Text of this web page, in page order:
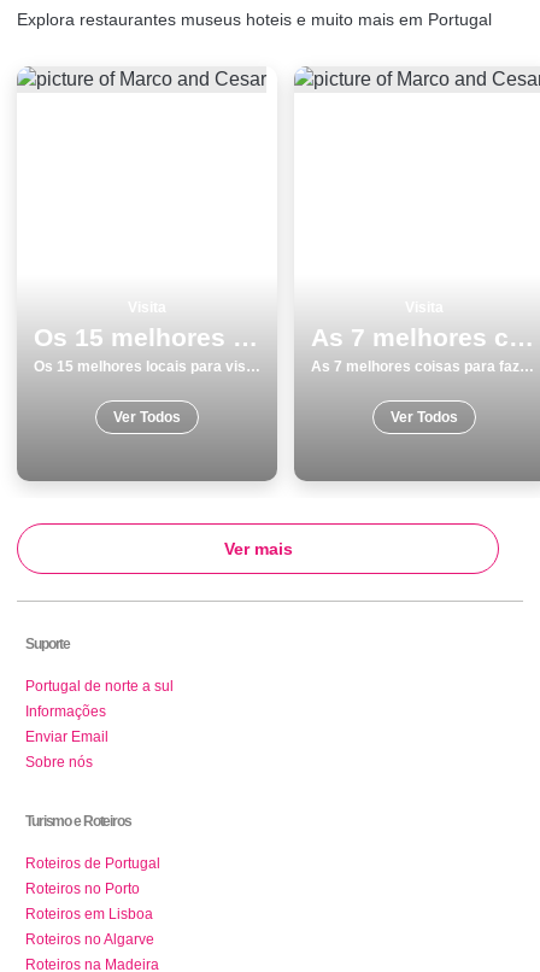
Explora restaurantes museus hoteis e muito mais em Portugal
Os 15 melhores locais para visitar em Monumentos no Porto
Os 15 melhores locais para visitar em Monumentos no Porto
Ver Todos
As 7 melhores coisas para fazer e visitar em GrÃ¢ndola
As 7 melhores coisas para fazer e visitar em GrÃ¢ndola
Ver Todos
Ver mais
Suporte
Portugal de norte a sul
Informações
Enviar Email
Sobre nós
Turismo e Roteiros
Roteiros de Portugal
Roteiros no Porto
Roteiros em Lisboa
Roteiros no Algarve
Roteiros na Madeira